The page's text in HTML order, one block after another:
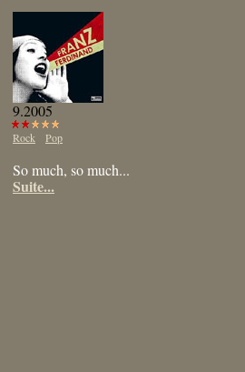
9.2005
Rock Pop
So much, so much...
Suite...